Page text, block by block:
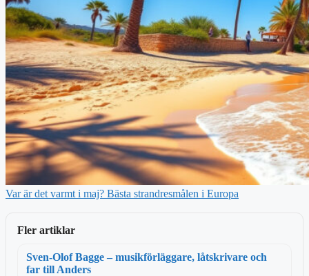
Var är det varmt i maj? Bästa strandresmålen i Europa
Fler artiklar
Sven-Olof Bagge – musikförläggare, låtskrivare och
far till Anders